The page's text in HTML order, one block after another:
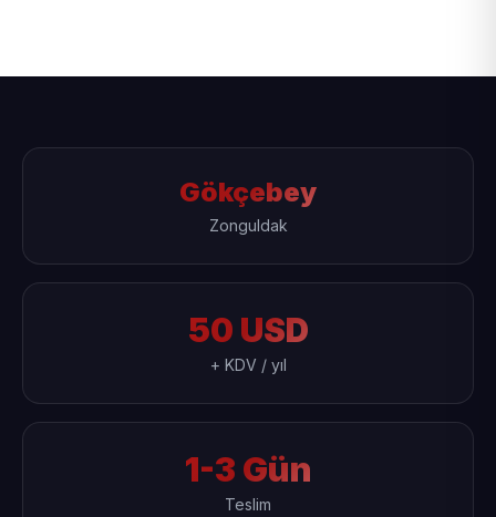
Gökçebey
Zonguldak
50 USD
+ KDV / yıl
1-3 Gün
Teslim